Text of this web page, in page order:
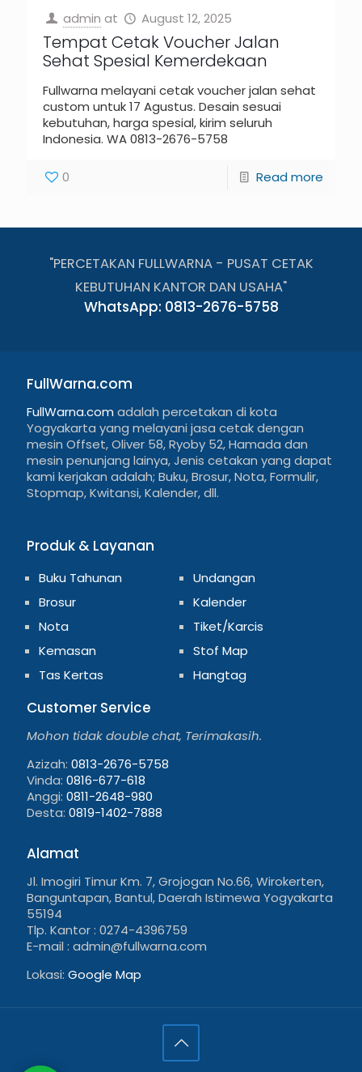
admin at August 12, 2025
Tempat Cetak Voucher Jalan
Sehat Spesial Kemerdekaan
Fullwarna melayani cetak voucher jalan sehat
custom untuk 17 Agustus. Desain sesuai
kebutuhan, harga spesial, kirim seluruh
Indonesia. WA 0813-2676-5758
0 Read more
"PERCETAKAN FULLWARNA - PUSAT CETAK
KEBUTUHAN KANTOR DAN USAHA"
WhatsApp: 0813-2676-5758
FullWarna.com
FullWarna.com adalah percetakan di kota
Yogyakarta yang melayani jasa cetak dengan
mesin Offset, Oliver 58, Ryoby 52, Hamada dan
mesin penunjang lainya, Jenis cetakan yang dapat
kami kerjakan adalah; Buku, Brosur, Nota, Formulir,
Stopmap, Kwitansi, Kalender, dll.
Produk & Layanan
Buku Tahunan
Brosur
Nota
Kemasan
Tas Kertas
Undangan
Kalender
Tiket/Karcis
Stof Map
Hangtag
Customer Service
Mohon tidak double chat, Terimakasih.
Azizah: 0813-2676-5758
Vinda: 0816-677-618
Anggi: 0811-2648-980
Desta: 0819-1402-7888
Alamat
Jl. Imogiri Timur Km. 7, Grojogan No.66, Wirokerten,
Banguntapan, Bantul, Daerah Istimewa Yogyakarta
55194
Tlp. Kantor : 0274-4396759
E-mail : admin@fullwarna.com
Lokasi: Google Map